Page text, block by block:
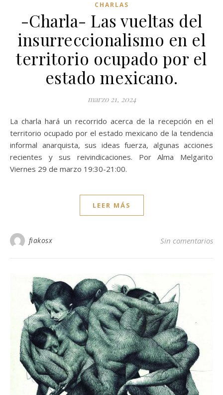
CHARLAS
-Charla- Las vueltas del
insurreccionalismo en el
territorio ocupado por el
estado mexicano.
marzo 21, 2024
La charla hará un recorrido acerca de la recepción en el
territorio ocupado por el estado mexicano de la tendencia
informal anarquista, sus ideas fuerza, algunas acciones
recientes y sus reivindicaciones. Por Alma Melgarito
Viernes 29 de marzo 19:30-21:00.
LEER MÁS
fiakosx Sin comentarios